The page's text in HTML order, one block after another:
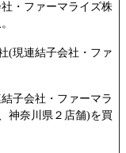
・ファーマライズ株
(現連結子会社・ファ
子会社・ファーマラ
神奈川県２店舗)を買